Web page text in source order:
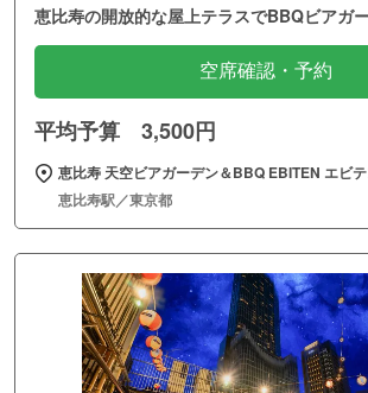
恵比寿の開放的な屋上テラスでBBQビアガ
空席確認・予約
平均予算 3,500円
恵比寿 天空ビアガーデン＆BBQ EBITEN エビ
恵比寿駅／東京都